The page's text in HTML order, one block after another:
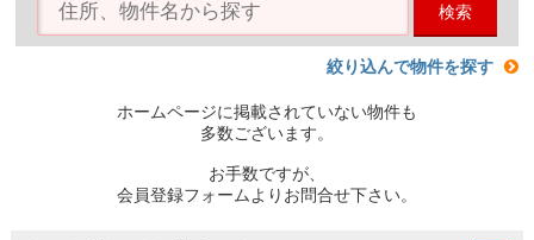
検索
絞り込んで物件を探す
ホームページに掲載されていない物件も
多数ございます。
お手数ですが、
会員登録フォームよりお問合せ下さい。